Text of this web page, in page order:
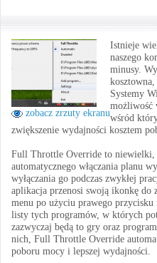
zobacz zrzuty ekranu
Istnieje
naszego
minusy.
Systemy
możliwość
wśród
zwiększenie wydajności kosztem
Full Throttle Override to niewielki,
automatycznego włączania planu
wyłączania go podczas zwykłej
aplikacja przenosi swoją ikonkę do
menu po użyciu prawego
listy tych programów, w których
zazwyczaj będą to gry oraz
nich, Full Throttle Override
poboru mocy i lepszej wydajności.